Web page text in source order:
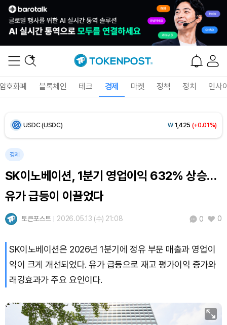
호화폐 블록체인 테크 경제 마켓 정책 정치 인사
Bitcoin (BTC) ₩92,510,131(+0.80%)
USDC (USDC) ₩ 1,425 (+0.01%)
Solana (SOL) ₩104,898(+1.06%)
TRON (TRX)
Dogecoin (DOGE) ₩99.35 (+1.00%)
Bitcoin (BTC)
경제
SK이노베이션, 1분기 영업이익 632% 상승…
유가 급등이 이끌었다
토큰포스트 2026.05.13 (수) 21:08 0 0
SK이노베이션은 2026년 1분기에 정유 부문 매출과 영업이
익이 크게 개선되었다. 유가 급등으로 재고 평가이익 증가와
래깅효과가 주요 요인이다.